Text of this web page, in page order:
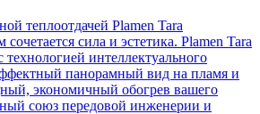
теплоотдачей Plamen Tara
сила и эстетика. Plamen Tara
интеллектуального
панорамный вид на пламя и
экономичный обогрев вашего
союз передовой инженерии и